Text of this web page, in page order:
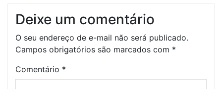
Deixe um comentário
O seu endereço de e-mail não será publicado.
Campos obrigatórios são marcados com *
Comentário *